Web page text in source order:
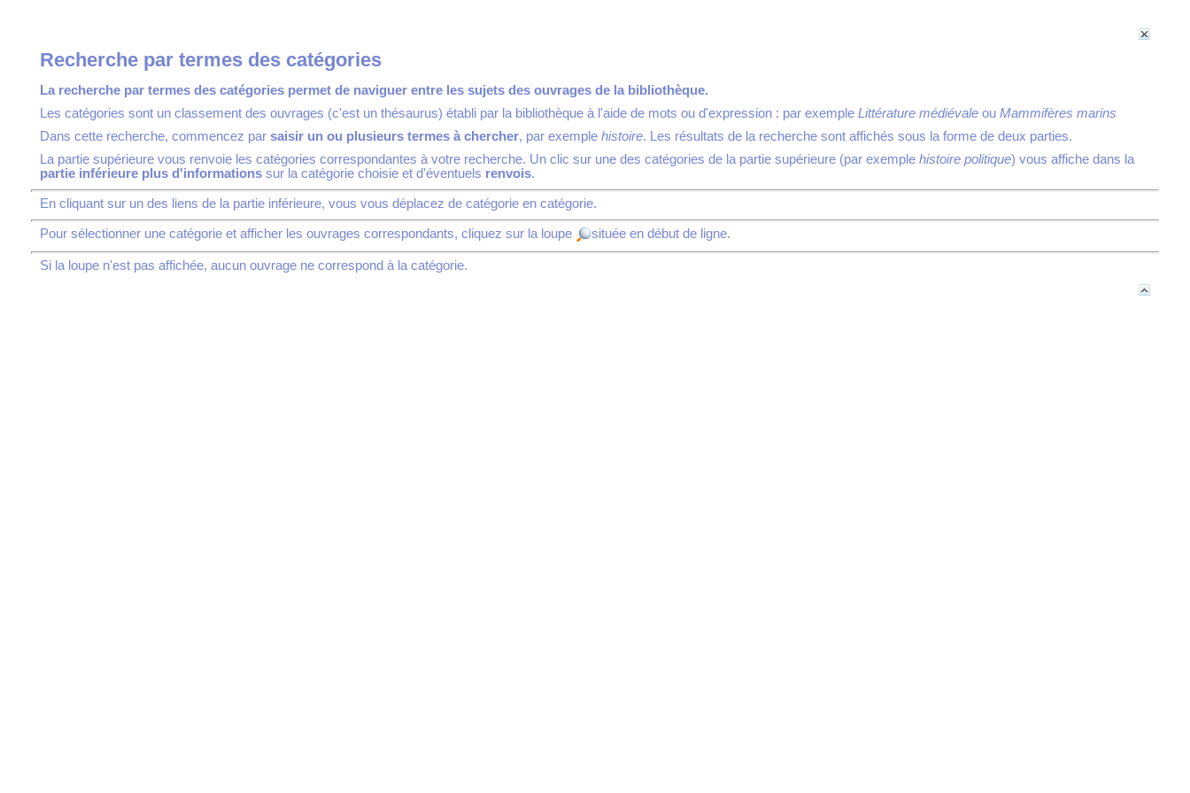
Recherche par termes des catégories
La recherche par termes des catégories permet de naviguer entre les sujets des ouvrages de la bibliothèque.
Les catégories sont un classement des ouvrages (c'est un thésaurus) établi par la bibliothèque à l'aide de mots ou d'expression : par exemple Littérature médiévale ou Mammifères marins
Dans cette recherche, commencez par saisir un ou plusieurs termes à chercher, par exemple histoire. Les résultats de la recherche sont affichés sous la forme de deux parties.
La partie supérieure vous renvoie les catégories correspondantes à votre recherche. Un clic sur une des catégories de la partie supérieure (par exemple histoire politique) vous affiche dans la
partie inférieure plus d'informations sur la catégorie choisie et d'éventuels renvois.
En cliquant sur un des liens de la partie inférieure, vous vous déplacez de catégorie en catégorie.
Pour sélectionner une catégorie et afficher les ouvrages correspondants, cliquez sur la loupe située en début de ligne.
Si la loupe n'est pas affichée, aucun ouvrage ne correspond à la catégorie.